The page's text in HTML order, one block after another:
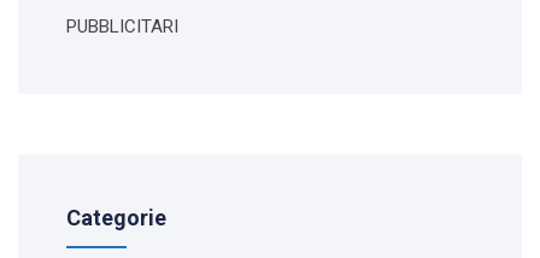
PUBBLICITARI
Categorie